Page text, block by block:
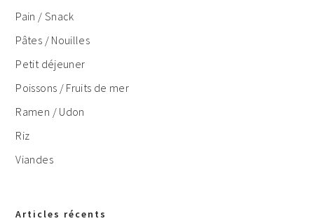
Pain / Snack
Pâtes / Nouilles
Petit déjeuner
Poissons / Fruits de mer
Ramen / Udon
Riz
Viandes
Articles récents